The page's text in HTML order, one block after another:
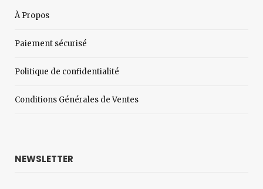
À Propos
Paiement sécurisé
Politique de confidentialité
Conditions Générales de Ventes
NEWSLETTER